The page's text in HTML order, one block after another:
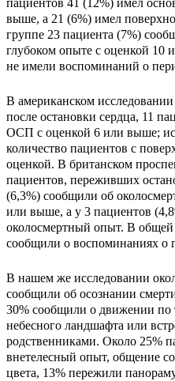
пациентов 41 (12%) имел
выше, а 21 (6%) имел
группе 23 пациента (7%)
глубоком опыте с оценкой
не имели воспоминаний о
В американском
после остановки сердца, 11
ОСП с оценкой 6 или выше;
количество пациентов с
оценкой. В британском
пациентов, переживших
(6,3%) сообщили об
или выше, а у 3 пациентов
околосмертный опыт. В
сообщили о воспоминаниях о
В нашем же исследовании
сообщили об осознании
30% сообщили о движении
небесного ландшафта или
родственниками. Около 25%
внетелесный опыт, общение
цвета, 13% пережили